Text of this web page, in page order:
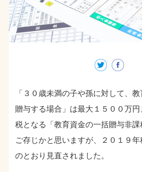
「３０歳未満の子や孫に対して、
贈与する場合」は最大１５００万
税となる「教育資金の一括贈与非
ご存じかと思いますが、２０１９
のとおり見直されました。